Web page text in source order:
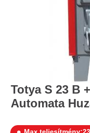
Totya S 23 B
Automata